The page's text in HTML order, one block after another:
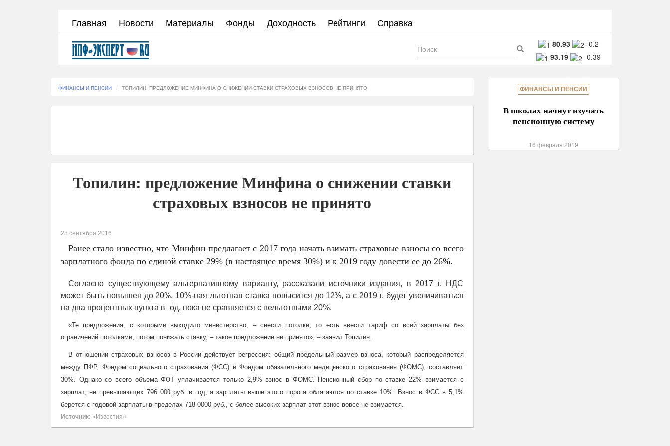
Главная Новости Материалы Фонды Доходность Рейтинги Справка
80.93
-0.2
93.19
-0.39
Форма
поиска Поиск
ФИНАНСЫ И ПЕНСИИ ТОПИЛИН: ПРЕДЛОЖЕНИЕ МИНФИНА О СНИЖЕНИИ СТАВКИ СТРАХОВЫХ ВЗНОСОВ НЕ ПРИНЯТО
Топилин: предложение Минфина о снижении ставки
страховых взносов не принято
28 сентября 2016
Ранее стало известно, что Минфин предлагает с 2017 года начать взимать страховые взносы со всего
зарплатного фонда по единой ставке 29% (в настоящее время 30%) и к 2019 году довести ее до 26%.
Согласно существующему альтернативному варианту, рассказали источники издания, в 2017 г. НДС
может быть повышен до 20%, 10%-ная льготная ставка повысится до 12%, а с 2019 г. будет увеличиваться
на два процентных пункта в год, пока не сравняется с нельготными 20%.
«Те предложения, с которыми выходило министерство, – снести потолки, то есть ввести тариф со всей зарплаты без
ограничений потолками, потом понижать ставку, – такое предложение не принято», – заявил Топилин.
В отношении страховых взносов в России действует регрессия: общий предельный размер взноса, который распределяется
между ПФР, Фондом социального страхования (ФСС) и Фондом обязательного медицинского страхования (ФОМС), составляет
30%. Однако со всего объема ФОТ уплачивается только 2,9% взнос в ФОМС. Пенсионный сбор по ставке 22% взимается с
зарплат, не превышающих 796 000 руб. в год, а зарплаты выше этого порога облагаются по ставке 10%. Взнос в ФСС в 5,1%
берется с годовой зарплаты в пределах 718 0000 руб., с более высоких зарплат этот взнос вовсе не взимается.
Источник: «Известия»
ФИНАНСЫ И ПЕНСИИ
В школах начнут изучать
пенсионную систему
16 февраля 2019